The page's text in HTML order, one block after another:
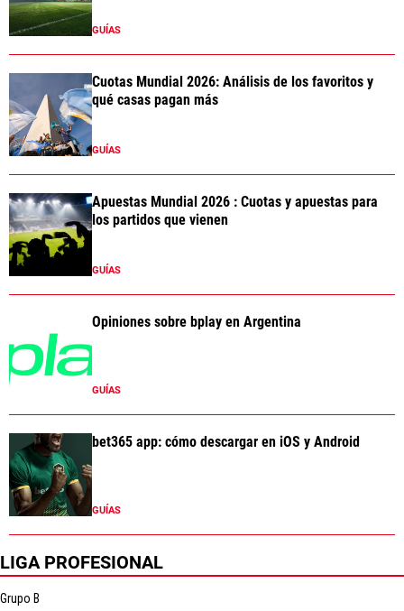
GUÍAS
Cuotas Mundial 2026: Análisis de los favoritos y
qué casas pagan más
GUÍAS
Apuestas Mundial 2026 : Cuotas y apuestas para
los partidos que vienen
GUÍAS
Opiniones sobre bplay en Argentina
GUÍAS
bet365 app: cómo descargar en iOS y Android
GUÍAS
LIGA PROFESIONAL